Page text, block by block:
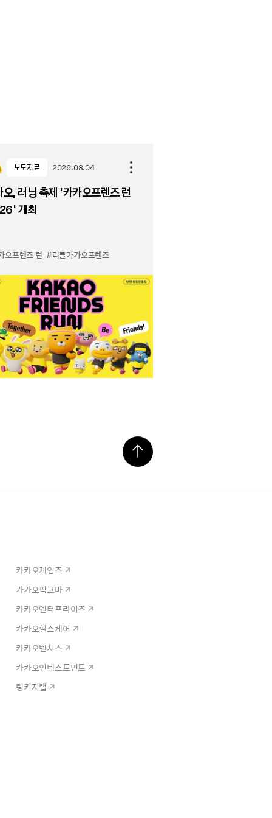
보도자료 2026.08.04
오, 러닝 축제 '카카오프렌즈 런
개최
오프렌즈 런 #리틀카카오프렌즈
카카오게임즈
카카오픽코마
카카오엔터프라이즈
카카오헬스케어
카카오벤처스
카카오인베스트먼트
링키지랩